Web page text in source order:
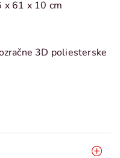
x 61 x 10 cm
3D poliesterske